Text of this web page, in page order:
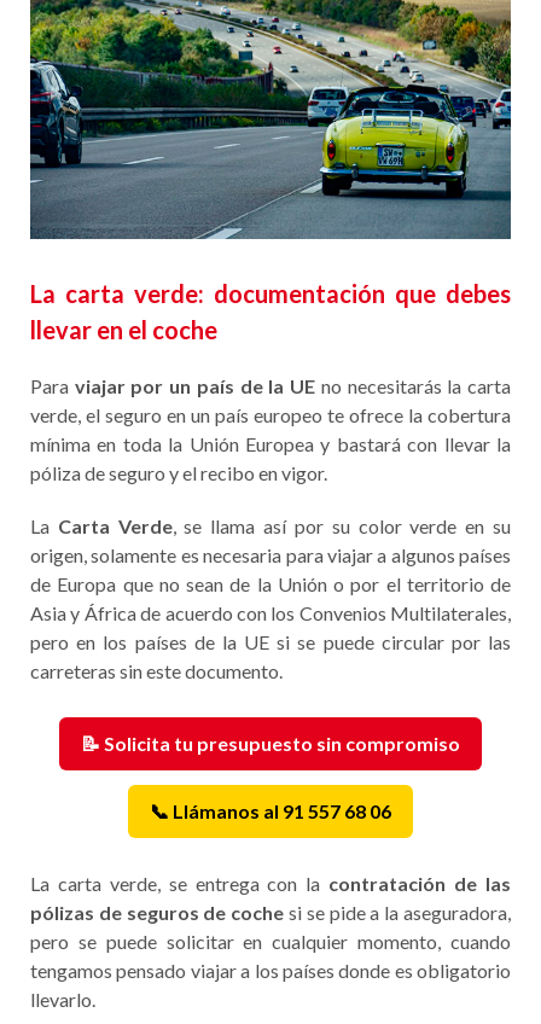
La carta verde: documentación que debes
llevar en el coche
Para viajar por un país de la UE no necesitarás la carta
verde, el seguro en un país europeo te ofrece la cobertura
mínima en toda la Unión Europea y bastará con llevar la
póliza de seguro y el recibo en vigor.
La Carta Verde, se llama así por su color verde en su
origen, solamente es necesaria para viajar a algunos países
de Europa que no sean de la Unión o por el territorio de
Asia y África de acuerdo con los Convenios Multilaterales,
pero en los países de la UE si se puede circular por las
carreteras sin este documento.
📝 Solicita tu presupuesto sin compromiso
📞 Llámanos al 91 557 68 06
La carta verde, se entrega con la contratación de las
pólizas de seguros de coche si se pide a la aseguradora,
pero se puede solicitar en cualquier momento, cuando
tengamos pensado viajar a los países donde es obligatorio
llevarlo.